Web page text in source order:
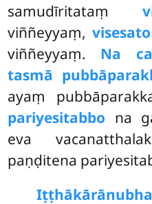
samudīritataṃ
viññeyyaṃ, visesato
viññeyyaṃ. Na
tasmā
ayaṃ
pariyesitabbo na
eva
paṇḍitena